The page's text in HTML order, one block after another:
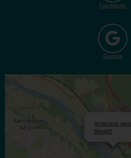
Facebook
Google
Itinéraire vers
BRIARE